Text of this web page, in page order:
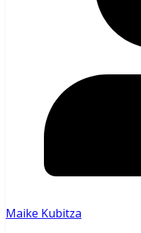
Maike Kubitza